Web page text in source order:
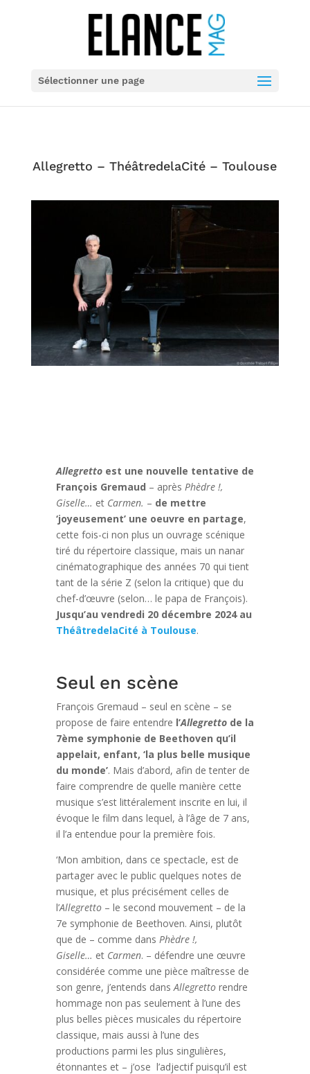
Sélectionner une page
Allegretto – ThéâtredelaCité – Toulouse
Allegrettoest une nouvelle tentative de
François Gremaud – après Phèdre !,
Giselle… et Carmen. – de mettre
‘joyeusement’ une oeuvre en partage,
cette fois-ci non plus un ouvrage scénique
tiré du répertoire classique, mais un nanar
cinématographique des années 70 qui tient
tant de la série Z (selon la critique) que du
chef-d’œuvre (selon… le papa de François).
Jusqu’au vendredi 20 décembre 2024 au
ThéâtredelaCité à Toulouse.
Seul en scène
François Gremaud – seul en scène – se
propose de faire entendre l’Allegrettode la
7ème symphonie de Beethoven qu’il
appelait, enfant, ‘la plus belle musique
du monde’. Mais d’abord, afin de tenter de
faire comprendre de quelle manière cette
musique s’est littéralement inscrite en lui, il
évoque le film dans lequel, à l’âge de 7 ans,
il l’a entendue pour la première fois.
‘Mon ambition, dans ce spectacle, est de
partager avec le public quelques notes de
musique, et plus précisément celles de
l’Allegretto– le second mouvement – de la
7e symphonie de Beethoven. Ainsi, plutôt
que de – comme dans Phèdre !,
Giselle… et Carmen. – défendre une œuvre
considérée comme une pièce maîtresse de
son genre, j’entends dansAllegrettorendre
hommage non pas seulement à l’une des
plus belles pièces musicales du répertoire
classique, mais aussi à l’une des
productions parmi les plus singulières,
étonnantes et – j’ose l’adjectif puisqu’il est